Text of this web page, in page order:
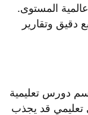
المستوى.
دقيق وتقارير
دورس تعليمية
تعليمي قد يجذب